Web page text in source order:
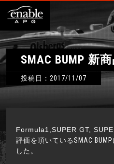
SMAC BUMP 新
投稿日：2017/11/07
Formula1,SUPER GT,
評価を頂いているSMAC
した。